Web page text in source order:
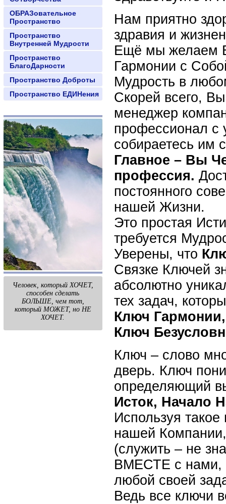
ОБРАЗовательное
Пространство
Пространство
Внутренней Мудрости
Пространство
БлагоДарности
Пространство Доброты
Пространство ЕДИНения
Человек, который ХОЧЕТ,
способен сделать
БОЛЬШЕ, чем тот,
который МОЖЕТ, но НЕ
ХОЧЕТ.
Нам приятно
здравия и
Ещё мы желаем
Гармонии с
Мудрость в
Скорей всего,
менеджер
профессионал с
собираетесь им
Главное – Вы
профессия.
постоянного
нашей Жизни.
Это простая
требуется
Уверены, что
Связке Ключей
абсолютно
тех задач,
Ключ
Ключ
Ключ – слово
дверь. Ключ
определяющий
Исток, Начало
Используя такое
нашей
(служить – не
ВМЕСТЕ с нами,
любой своей
Ведь все ключи